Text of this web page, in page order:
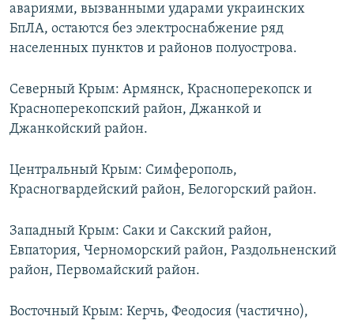
авариями, вызванными ударами украинских
БпЛА, остаются без электроснабжение ряд
населенных пунктов и районов полуострова.
Северный Крым: Армянск, Красноперекопск и
Красноперекопский район, Джанкой и
Джанкойский район.
Центральный Крым: Симферополь,
Красногвардейский район, Белогорский район.
Западный Крым: Саки и Сакский район,
Евпатория, Черноморский район, Раздольненский
район, Первомайский район.
Восточный Крым: Керчь, Феодосия (частично),